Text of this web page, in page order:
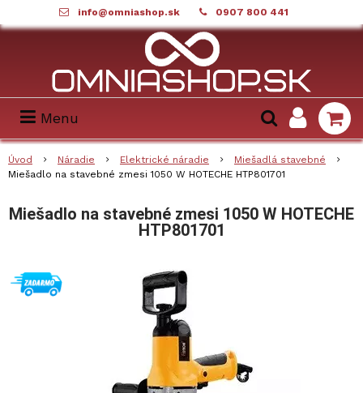
info@omniashop.sk 0907 800 441
Menu
Úvod Náradie Elektrické náradie
Miešadlá stavebné
Miešadlo na stavebné zmesi 1050 W HOTECHE HTP801701
Miešadlo na stavebné zmesi 1050 W HOTECHE
HTP801701